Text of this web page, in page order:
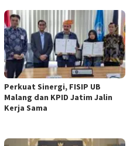
Perkuat Sinergi, FISIP UB
Malang dan KPID Jatim Jalin
Kerja Sama